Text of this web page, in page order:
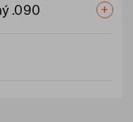
.090